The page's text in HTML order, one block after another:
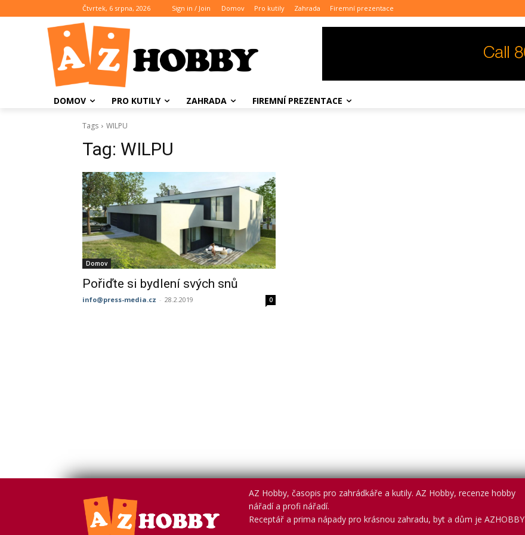
Čtvrtek, 6 srpna, 2026 Sign in / Join Domov Pro kutily Zahrada Firemní prezentace
DOMOV PRO KUTILY ZAHRADA FIREMNÍ PREZENTACE
Tags WILPU
Tag: WILPU
Domov
Pořiďte si bydlení svých snů
info@press-media.cz - 28.2.2019 0
AZ Hobby, časopis pro zahrádkáře a kutily. AZ Hobby, recenze hobby
nářadí a profi nářadí.
Receptář a prima nápady pro krásnou zahradu, byt a dům je AZHOBBY